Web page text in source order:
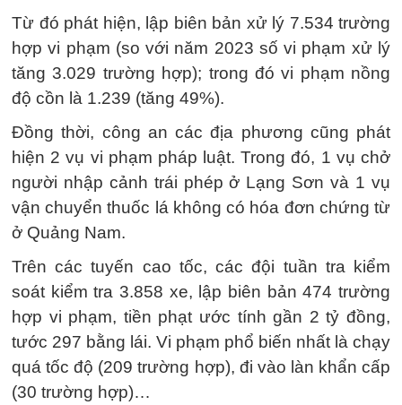
Từ đó phát hiện, lập biên bản xử lý 7.534 trường
hợp vi phạm (so với năm 2023 số vi phạm xử lý
tăng 3.029 trường hợp); trong đó vi phạm nồng
độ cồn là 1.239 (tăng 49%).
Đồng thời, công an các địa phương cũng phát
hiện 2 vụ vi phạm pháp luật. Trong đó, 1 vụ chở
người nhập cảnh trái phép ở Lạng Sơn và 1 vụ
vận chuyển thuốc lá không có hóa đơn chứng từ
ở Quảng Nam.
Trên các tuyến cao tốc, các đội tuần tra kiểm
soát kiểm tra 3.858 xe, lập biên bản 474 trường
hợp vi phạm, tiền phạt ước tính gần 2 tỷ đồng,
tước 297 bằng lái. Vi phạm phổ biến nhất là chạy
quá tốc độ (209 trường hợp), đi vào làn khẩn cấp
(30 trường hợp)…